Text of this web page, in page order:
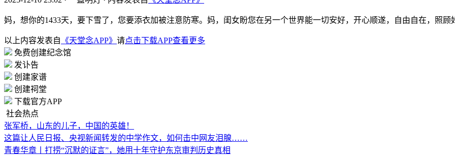
妈，想你的1433天，要下雪了，您要添衣加被注意防寒。妈，闺女盼您在另一个世界能一切安好，开心顺遂，自由自在，照
以上内容发表自 《天堂念APP》 请点击下载APP查看更多
免费创建纪念馆
发讣告
创建家谱
创建祠堂
下载官方APP
社会热点
张军桥，山东的儿子，中国的英雄！
这篇让人民日报、央视新闻转发的中学作文，如何击中网友泪腺……
青春华章丨打捞“沉默的证言”，她用十年守护东京审判历史真相